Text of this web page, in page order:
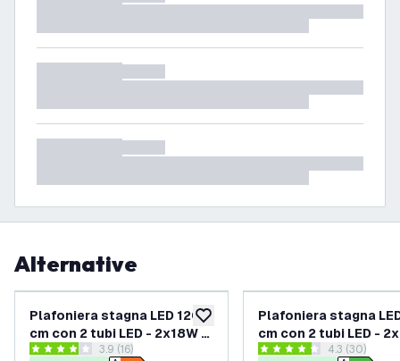
Alternative
aggiungi alla lista desideri
Plafoniera stagna LED 120
cm con 2 tubi LED - 2x18W -
1800 Lumen - 6500K - IP65 -
apri il cassetto delle recensioni
3.9 stelle di valutazione
3.9 (16)
Plafoniera stagna
cm con 2 tubi LED -
185 lm/W - 4000K -
apri il
4.3 stelle di valutazione
4.3 (30)